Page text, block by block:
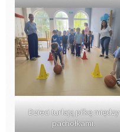
Dzieci turlają piłkę między
pachołkami.